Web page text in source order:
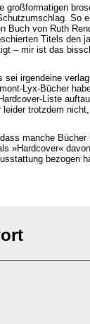
großformatigen
So
Buch von Ruth
Titels den
– mir ist das
irgendeine
Lyx-Bücher
Liste
trotzdem
manche Bücher
»Hardcover«
bezogen